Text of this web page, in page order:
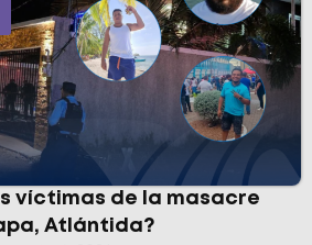
víctimas de la masacre
Atlántida?